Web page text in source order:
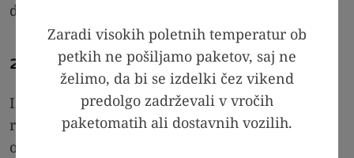
dokler ne dobimo enotne mase.
2. Oblikovanje bagelsov
Iz mase oblikujemo eno večjo kroglo, nato jo
razdelimo na štiri enake dele. Vsak del
oblikujemo v manjšo kroglo, nato s prstom ali
Zaradi visokih poletnih temperatur ob
petkih ne pošiljamo paketov, saj ne
želimo, da bi se izdelki čez vikend
predolgo zadrževali v vročih
paketomatih ali dostavnih vozilih.